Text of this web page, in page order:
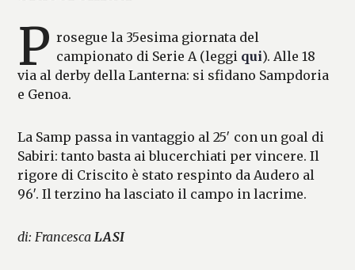
P rosegue la 35esima giornata del
campionato di Serie A (leggi qui). Alle 18
via al derby della Lanterna: si sfidano Sampdoria
e Genoa.
La Samp passa in vantaggio al 25′ con un goal di
Sabiri: tanto basta ai blucerchiati per vincere. Il
rigore di Criscito è stato respinto da Audero al
96′. Il terzino ha lasciato il campo in lacrime.
di: Francesca LASI